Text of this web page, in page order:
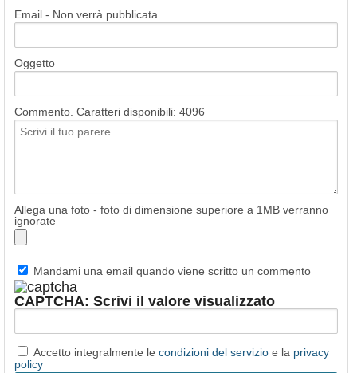
Email - Non verrà pubblicata
Oggetto
Commento. Caratteri disponibili: 4096
Allega una foto - foto di dimensione superiore a 1MB verranno
ignorate
Mandami una email quando viene scritto un commento
CAPTCHA: Scrivi il valore visualizzato
Accetto integralmente le condizioni del servizio e la privacy
policy